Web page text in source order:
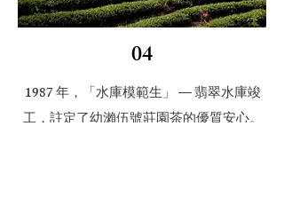
04
1987 年，「水庫模範生」 — 翡翠水庫竣
工，註定了幼瀨伍號莊園茶的優質安心。